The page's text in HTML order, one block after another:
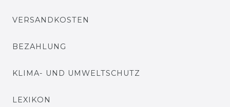
VERSANDKOSTEN
BEZAHLUNG
KLIMA- UND UMWELTSCHUTZ
LEXIKON